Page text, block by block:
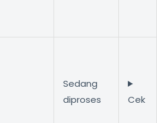
Sedang
diproses
Cek